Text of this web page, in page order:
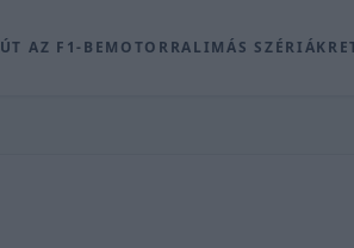
ÚT AZ F1-BEMOTORRALIMÁS SZÉRIÁK